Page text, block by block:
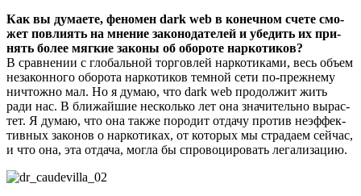
Как вы дума­е­те, фено­мен dark web в конеч­ном сче­те смо­
жет повли­ять на мне­ние зако­но­да­те­лей и убе­дить их при­
нять более мяг­кие зако­ны об обо­ро­те наркотиков?
В срав­не­нии с гло­баль­ной тор­гов­лей нар­ко­ти­ка­ми, весь объ­ем
неза­кон­но­го обо­ро­та нар­ко­ти­ков тем­ной сети по-преж­не­му
ничтож­но мал. Но я думаю, что dark web про­дол­жит жить
ради нас. В бли­жай­шие несколь­ко лет она зна­чи­тель­но вырас­
тет. Я думаю, что она так­же поро­дит отда­чу про­тив неэф­фек­
тив­ных зако­нов о нар­ко­ти­ках, от кото­рых мы стра­да­ем сей­час,
и что она, эта отда­ча, мог­ла бы спро­во­ци­ро­вать легализацию.